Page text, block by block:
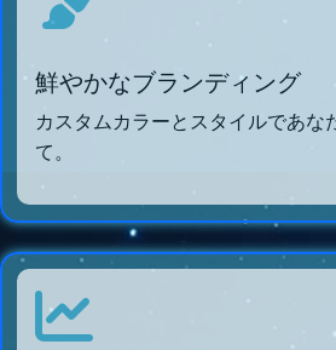
鮮やかなブランディング
カスタムカラーとスタイルであな
て。